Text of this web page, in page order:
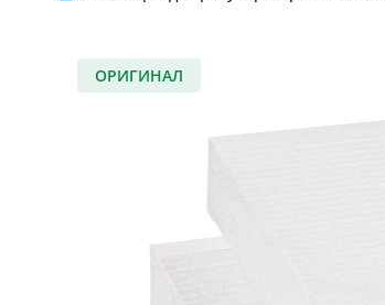
ОРИГИНАЛ